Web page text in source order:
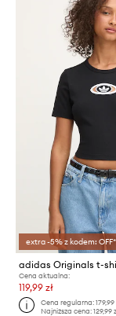
extra -5% z kodem: OFF*
Cena aktualna:
119,99 zł
Cena regularna:179,99
Najniższa cena:129,99